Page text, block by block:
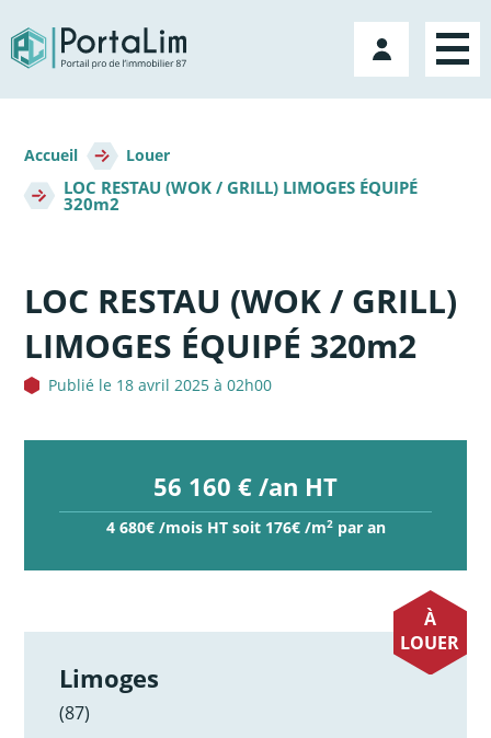
directement
au
contenu
Mon
compte
d'Ariane
Accueil Louer
LOC RESTAU (WOK / GRILL) LIMOGES ÉQUIPÉ
320m2
LOC RESTAU (WOK / GRILL)
LIMOGES ÉQUIPÉ 320m2
Publié le 18 avril 2025 à 02h00
56 160 € /an HT
4 680€ /mois HT soit 176€ /m2par an
À
LOUER
Limoges
(87)